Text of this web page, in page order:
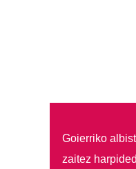
Goierriko
zaitez